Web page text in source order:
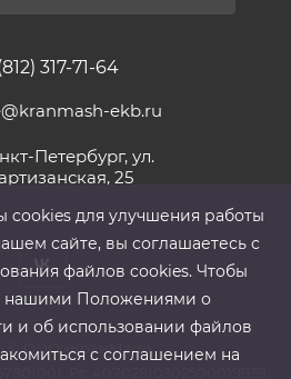
317-71-64
ekb.ru
Петербург, ул.
25
©ООО «КранМаш»
,Р/с 40702810302500019939,
для улучшения работы
сайте, вы соглашаетесь с
файлов cооkies. Чтобы
нашими Положениями о
и об использовании файлов
с соглашением на